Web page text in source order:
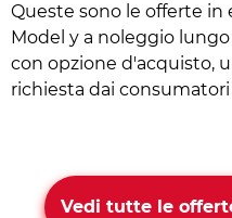
Queste sono le offerte in
Model y a noleggio
con opzione d'acquisto,
richiesta dai consumatori
Vedi tutte le